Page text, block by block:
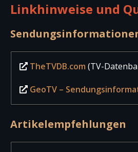
Linkhinweise und
TheTVDB.com (TV-
GeoTV –
Artikelempfehlungen